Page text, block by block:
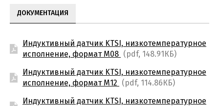
ДОКУМЕНТАЦИЯ
Индуктивный датчик KTSI, низкотемпературное
исполнение, формат M08 (pdf, 148.91КБ)
Индуктивный датчик KTSI, низкотемпературное
исполнение, формат M12 (pdf, 114.86КБ)
Индуктивный датчик KTSI, низкотемпературное